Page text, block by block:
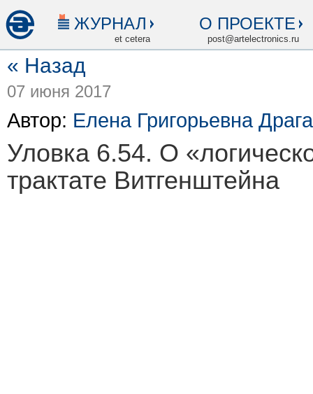
ЖУРНАЛ
et cetera
О ПРОЕКТЕ
post@artelectronics.ru
« Назад
07 июня 2017
Автор: Елена Григорьевна
Уловка 6.54. О
трактате Витгенштейна